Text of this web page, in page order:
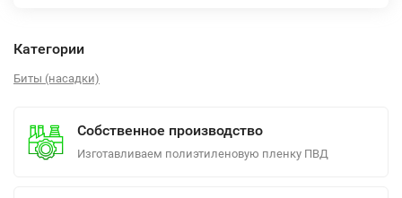
Категории
Биты (насадки)
Собственное производство
Изготавливаем полиэтиленовую пленку ПВД